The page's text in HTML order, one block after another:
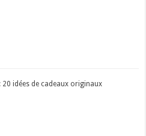
20 idées de cadeaux originaux